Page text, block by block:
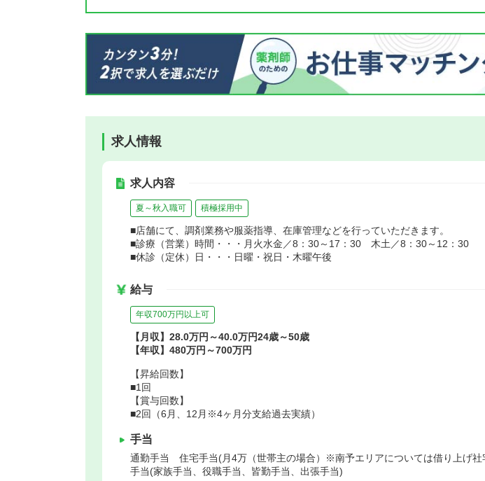
求人情報
求人内容
夏～秋入職可 積極採用中
■店舗にて、調剤業務や服薬指導、在庫管理などを行っていただきます。
■診療（営業）時間・・・月火水金／8：30～17：30 木土／8：30～12：30
■休診（定休）日・・・日曜・祝日・木曜午後
給与
年収700万円以上可
【月収】28.0万円～40.0万円24歳～50歳
【年収】480万円～700万円
【昇給回数】
■1回
【賞与回数】
■2回（6月、12月※4ヶ月分支給過去実績）
手当
通勤手当 住宅手当(月4万（世帯主の場合）※南予エリアについては借り上げ
手当(家族手当、役職手当、皆勤手当、出張手当)